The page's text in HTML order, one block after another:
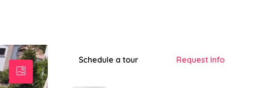
Schedule a tour Request Info